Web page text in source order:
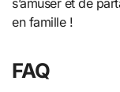
en famille !
FAQ